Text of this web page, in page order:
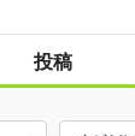
投稿